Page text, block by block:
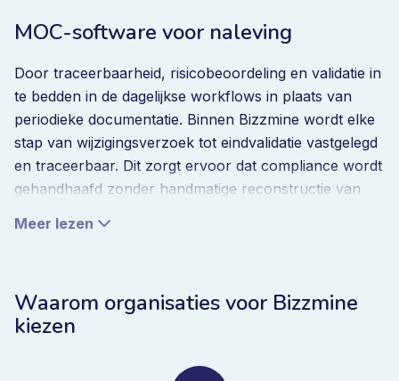
MOC-software voor naleving
Door traceerbaarheid, risicobeoordeling en validatie in
te bedden in de dagelijkse workflows in plaats van
periodieke documentatie. Binnen Bizzmine wordt elke
stap van wijzigingsverzoek tot eindvalidatie vastgelegd
en traceerbaar. Dit zorgt ervoor dat compliance wordt
gehandhaafd zonder handmatige reconstructie van
Ingebedde intelligentie in
verandermanagement
Meer lezen
Waarom organisaties voor Bizzmine
kiezen